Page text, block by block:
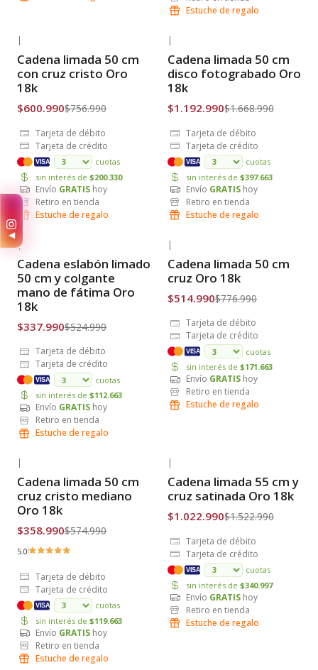
Estuche de regalo
Envío Gratis
|
Cadena limada 50 cm
con cruz cristo Oro
18k
$600.990$756.990
Tarjeta de débito
Tarjeta de crédito
VISA
cuotas
sin interés de $200.330
Envío GRATIS hoy
Retiro en tienda
Estuche de regalo
Envío Gratis
|
Cadena limada 50 cm
disco fotograbado Oro
18k
$1.192.990$1.668.990
Tarjeta de débito
Tarjeta de crédito
VISA
cuotas
sin interés de $397.663
Envío GRATIS hoy
Retiro en tienda
Estuche de regalo
Envío Gratis
|
Cadena eslabón limado
50 cm y colgante
mano de fátima Oro
18k
$337.990$524.990
Tarjeta de débito
Tarjeta de crédito
VISA
cuotas
sin interés de $112.663
Envío GRATIS hoy
Retiro en tienda
Estuche de regalo
Envío Gratis
|
Cadena limada 50 cm
cruz Oro 18k
$514.990$776.990
Tarjeta de débito
Tarjeta de crédito
VISA
cuotas
sin interés de $171.663
Envío GRATIS hoy
Retiro en tienda
Estuche de regalo
Envío Gratis
|
Cadena limada 50 cm
cruz cristo mediano
Oro 18k
$358.990$574.990
5.0
Tarjeta de débito
Tarjeta de crédito
VISA
cuotas
sin interés de $119.663
Envío GRATIS hoy
Retiro en tienda
Estuche de regalo
Envío Gratis
|
Cadena limada 55 cm y
cruz satinada Oro 18k
$1.022.990$1.522.990
Tarjeta de débito
Tarjeta de crédito
VISA
cuotas
sin interés de $340.997
Envío GRATIS hoy
Retiro en tienda
Estuche de regalo
✨
◀